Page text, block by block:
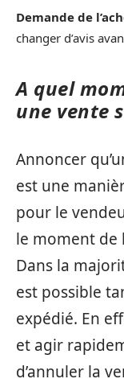
Demande de
changer d’avis
A quel
une vente
Annoncer
est une
pour le
le moment de
Dans la
est possible
expédié. En
et agir
d’annuler la